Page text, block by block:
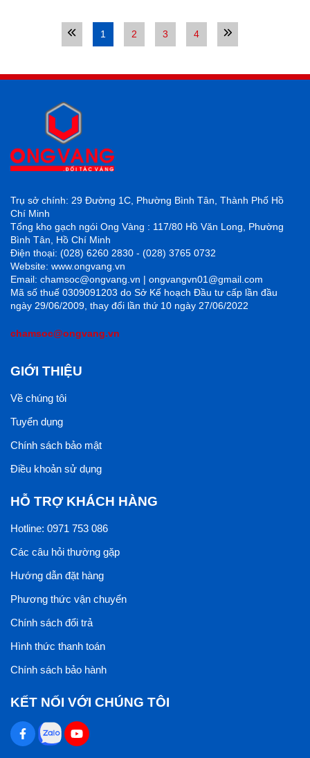
1 2 3 4
Trụ sở chính: 29 Đường 1C, Phường Bình Tân, Thành Phố Hồ
Chí Minh
Tổng kho gạch ngói Ong Vàng : 117/80 Hồ Văn Long, Phường
Bình Tân, Hồ Chí Minh
Điện thoại: (028) 6260 2830 - (028) 3765 0732
Website: www.ongvang.vn
Email: chamsoc@ongvang.vn | ongvangvn01@gmail.com
Mã số thuế 0309091203 do Sở Kế hoạch Đầu tư cấp lần đầu
ngày 29/06/2009, thay đổi lần thứ 10 ngày 27/06/2022
chamsoc@ongvang.vn
GIỚI THIỆU
Về chúng tôi
Tuyển dụng
Chính sách bảo mật
Điều khoản sử dụng
HỖ TRỢ KHÁCH HÀNG
Hotline: 0971 753 086
Các câu hỏi thường gặp
Hướng dẫn đặt hàng
Phương thức vận chuyển
Chính sách đổi trả
Hình thức thanh toán
Chính sách bảo hành
KẾT NỐI VỚI CHÚNG TÔI